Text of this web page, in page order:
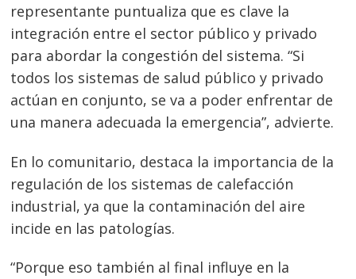
representante puntualiza que es clave la
integración entre el sector público y privado
para abordar la congestión del sistema. “Si
todos los sistemas de salud público y privado
actúan en conjunto, se va a poder enfrentar de
una manera adecuada la emergencia”, advierte.
En lo comunitario, destaca la importancia de la
regulación de los sistemas de calefacción
industrial, ya que la contaminación del aire
incide en las patologías.
“Porque eso también al final influye en la